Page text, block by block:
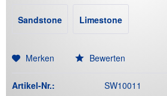
Sandstone
Limestone
Merken
Bewerten
Artikel-Nr.: SW10011